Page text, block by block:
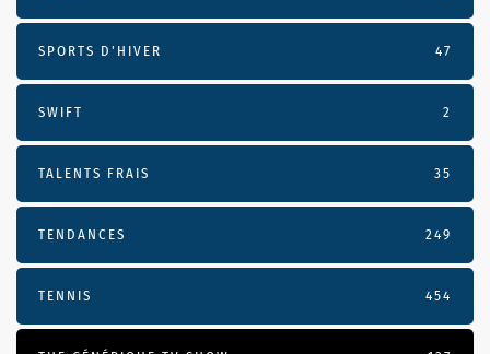
SPORTS D'HIVER 47
SWIFT 2
TALENTS FRAIS 35
TENDANCES 249
TENNIS 454